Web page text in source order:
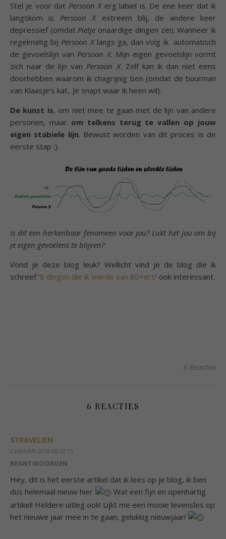
Stel je voor dat Persoon Xerg labiel is. De ene keer dat ik
langskom is Persoon Xextreem blij, de andere keer
depressief (omdat Pietje onaardige dingen zei). Wanneer ik
regelmatig bij Persoon Xlangs ga, dan volg ik automatisch
de gevoelslijn van Persoon X. Mijn eigen gevoelslijn vormt
zich naar de lijn van Persoon X. Zelf kan ik dan niet eens
doorhebben waarom ik chagrijnig ben (omdat de buurman
van Klaasje’s kat.. Je snapt waar ik heen wil).
De kunst is, om niet mee te gaan met de lijn van andere
personen, maar om telkens terug te vallen op jouw
eigen stabiele lijn. Bewust worden van dit proces is de
eerste stap :).
Is dit een herkenbaar fenomeen voor jou? Lukt het jou om bij
je eigen gevoelens te blijven?
Vond je deze blog leuk? Wellicht vind je de blog die ik
schreef ‘8 dingen die ik leerde van 80+ers‘ ook interessant.
6 Reacties
6 REACTIES
STRAVELIEN
2 JANUARI 2018 BIJ 22:13
BEANTWOORDEN
Hey, dit is het eerste artikel dat ik lees op je blog, ik ben
dus helemaal nieuw hier
Wat een fijn en openhartig
artikel! Heldere uitleg ook! Lijkt me een mooie levensles op
het nieuwe jaar mee in te gaan, gelukkig nieuwjaar!